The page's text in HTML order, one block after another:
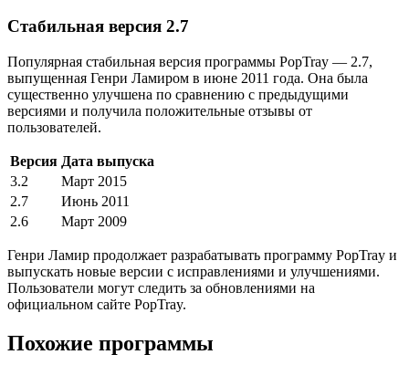
Стабильная версия 2.7
Популярная стабильная версия программы PopTray — 2.7,
выпущенная Генри Ламиром в июне 2011 года. Она была
существенно улучшена по сравнению с предыдущими
версиями и получила положительные отзывы от
пользователей.
Версия Дата выпуска
3.2
Март 2015
2.7
Июнь 2011
2.6
Март 2009
Генри Ламир продолжает разрабатывать программу PopTray и
выпускать новые версии с исправлениями и улучшениями.
Пользователи могут следить за обновлениями на
официальном сайте PopTray.
Похожие программы